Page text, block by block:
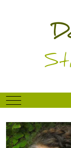
Mobile Menu